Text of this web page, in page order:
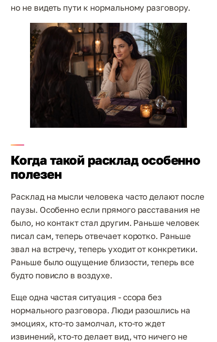
но не видеть пути к нормальному разговору.
Когда такой расклад особенно
полезен
Расклад на мысли человека часто делают после
паузы. Особенно если прямого расставания не
было, но контакт стал другим. Раньше человек
писал сам, теперь отвечает коротко. Раньше
звал на встречу, теперь уходит от конкретики.
Раньше было ощущение близости, теперь все
будто повисло в воздухе.
Еще одна частая ситуация - ссора без
нормального разговора. Люди разошлись на
эмоциях, кто-то замолчал, кто-то ждет
извинений, кто-то делает вид, что ничего не